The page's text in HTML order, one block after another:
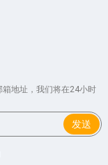
地址，我们将在24小时
发送